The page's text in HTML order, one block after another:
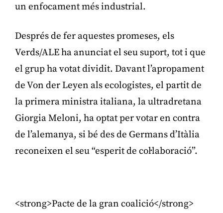
un enfocament més industrial.
Després de fer aquestes promeses, els
Verds/ALE ha anunciat el seu suport, tot i que
el grup ha votat dividit. Davant l’apropament
de Von der Leyen als ecologistes, el partit de
la primera ministra italiana, la ultradretana
Giorgia Meloni, ha optat per votar en contra
de l’alemanya, si bé des de Germans d’Itàlia
reconeixen el seu “esperit de col·laboració”.
<strong>Pacte de la gran coalició</strong>